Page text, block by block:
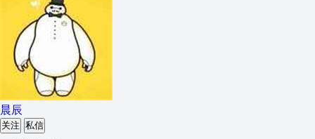
晨辰
关注 私信